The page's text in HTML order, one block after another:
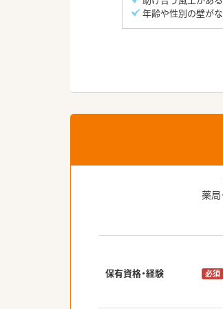
年齢や性別の壁が
薬局
保有資格・経験 必須